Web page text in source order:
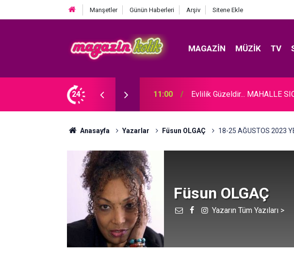
Manşetler Günün Haberleri Arşiv Sitene Ekle
MAGAZIN MÜZIK TV
24
EKRANA TAŞINIYOR! 10:30 Cansever... YOĞUM
Anasayfa Yazarlar Füsun OLGAÇ 18-25 AĞUSTOS 2023
Füsun OLGAÇ
Yazarın Tüm Yazıları >